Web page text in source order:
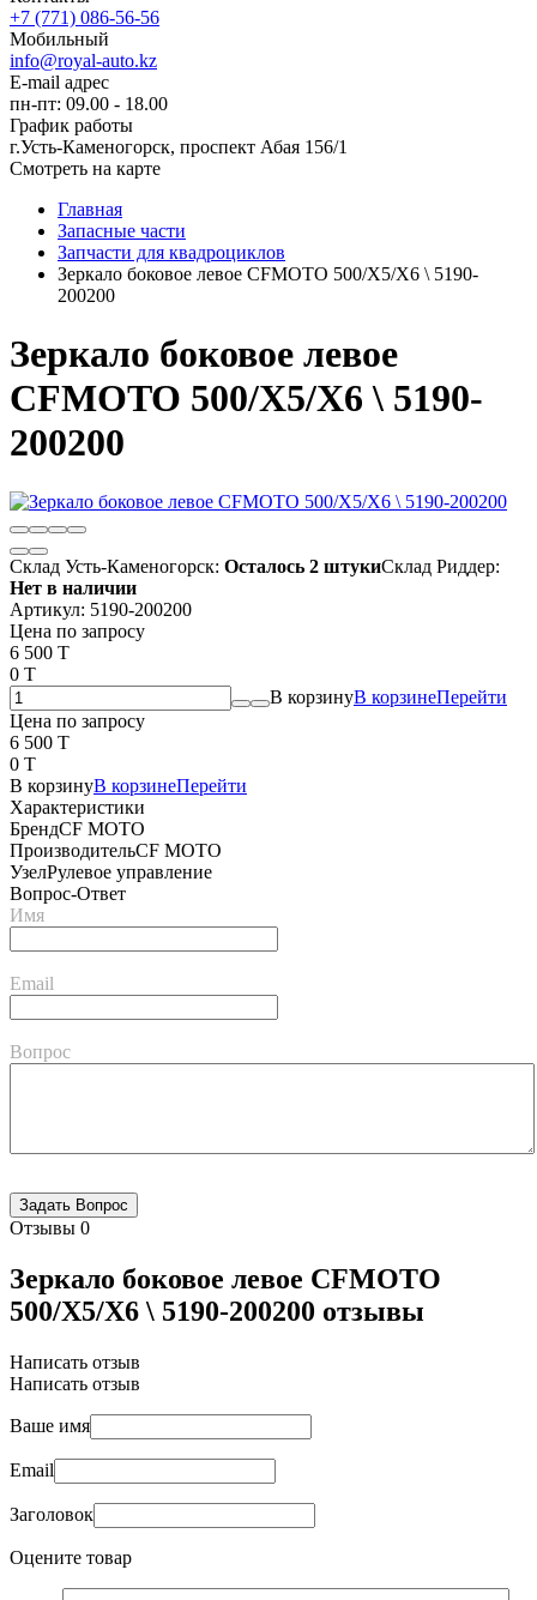
+7 (771) 086-56-56
Мобильный
info@royal-auto.kz
E-mail адрес
пн-пт: 09.00 - 18.00
График работы
г.Усть-Каменогорск, проспект Абая 156/1
Смотреть на карте
Главная
Запасные части
Запчасти для квадроциклов
Зеркало боковое левое CFMOTO 500/X5/X6 \ 5190-
200200
Зеркало боковое левое
CFMOTO 500/X5/X6 \ 5190-
200200
Склад Усть-Каменогорск: Осталось 2 штукиСклад Риддер:
Нет в наличии
Артикул: 5190-200200
Цена по запросу
6 500 T
0 T
В корзинуВ корзинеПерейти
Цена по запросу
6 500 T
0 T
В корзинуВ корзинеПерейти
Характеристики
БрендCF MOTO
ПроизводительCF MOTO
УзелРулевое управление
Вопрос-Ответ
Имя
Email
Вопрос
Отзывы 0
Зеркало боковое левое CFMOTO
500/X5/X6 \ 5190-200200 отзывы
Написать отзыв
Написать отзыв
Ваше имя
Email
Заголовок
Оцените товар